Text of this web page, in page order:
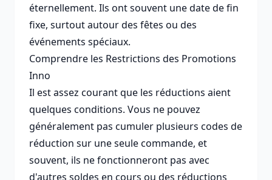
éternellement. Ils ont souvent une date de fin
fixe, surtout autour des fêtes ou des
événements spéciaux.
Comprendre les Restrictions des Promotions
Inno
Il est assez courant que les réductions aient
quelques conditions. Vous ne pouvez
généralement pas cumuler plusieurs codes de
réduction sur une seule commande, et
souvent, ils ne fonctionneront pas avec
d'autres soldes en cours ou des réductions